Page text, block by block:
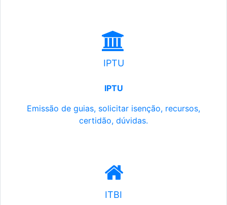
IPTU
IPTU
Emissão de guias, solicitar isenção, recursos,
certidão, dúvidas.
ITBI